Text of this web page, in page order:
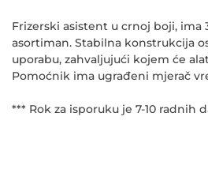
Frizerski asistent u crnoj boji, ima
asortiman. Stabilna konstrukcija
uporabu, zahvaljujući kojem će
Pomoćnik ima ugrađeni mjerač
*** Rok za isporuku je 7-10 radnih